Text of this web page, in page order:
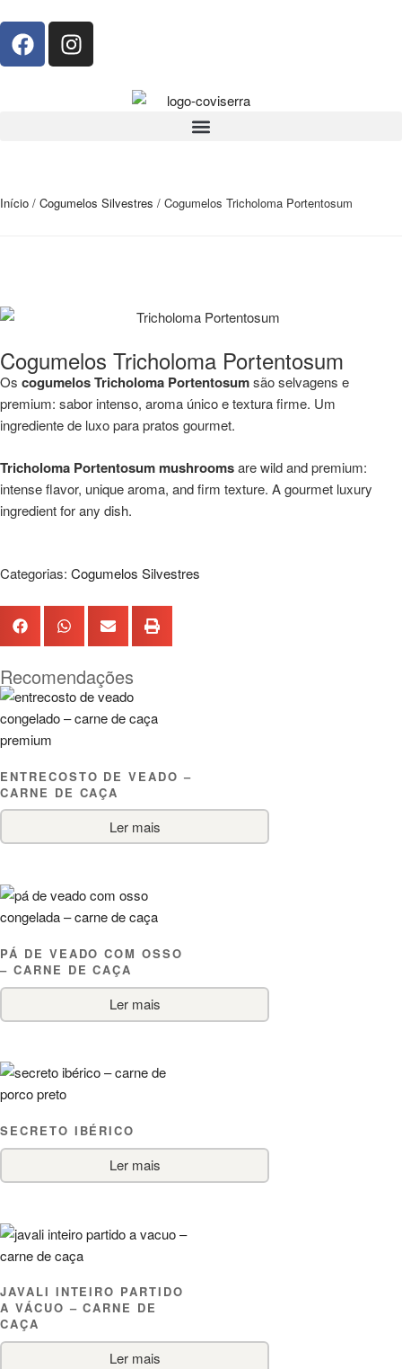
Início / Cogumelos Silvestres / Cogumelos Tricholoma Portentosum
Cogumelos Tricholoma Portentosum
Os cogumelos Tricholoma Portentosumsão selvagens e
premium: sabor intenso, aroma único e textura firme. Um
ingrediente de luxo para pratos gourmet.
Tricholoma Portentosum mushroomsare wild and premium:
intense flavor, unique aroma, and firm texture. A gourmet luxury
ingredient for any dish.
Categorias: Cogumelos Silvestres
Recomendações
ENTRECOSTO DE VEADO –
CARNE DE CAÇA
Ler mais
PÁ DE VEADO COM OSSO
– CARNE DE CAÇA
Ler mais
SECRETO IBÉRICO
Ler mais
JAVALI INTEIRO PARTIDO
A VÁCUO – CARNE DE
CAÇA
Ler mais